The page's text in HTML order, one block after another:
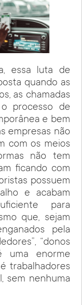
essa luta de
quando as
as chamadas
processo de
e bem
empresas não
com os meios
não tem
ficando com
possuem
e acabam
para
que, sejam
pela
“donos
uma enorme
trabalhadores
sem nenhuma